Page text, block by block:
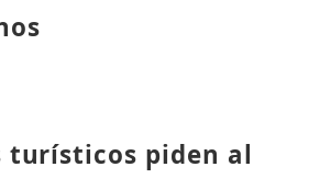
turísticos piden al